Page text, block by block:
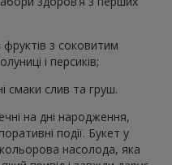
з соковитим
і персиків;
смаки слив та груш.
на дні народження,
події. Букет у
насолода, яка